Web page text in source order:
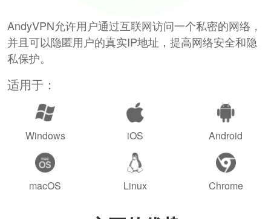
AndyVPN允许用户通过互联网访问一个私密的网络，
并且可以隐匿用户的真实IP地址，提高网络安全和隐
私保护。
适用于：
Windows iOS Android
macOS Linux Chrome